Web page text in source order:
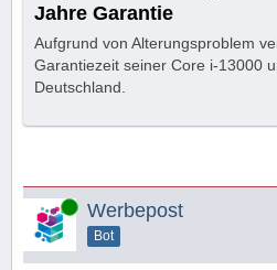
Jahre Garantie
Aufgrund von Alterungsproblem
Garantiezeit seiner Core i-13000
Deutschland.
Online Werbepost
Bot